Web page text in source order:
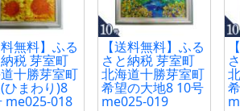
料無料】ふる
税 芽室町
十勝芽室町
ひまわり)8
me025-018
【送料無料】ふる
さと納税 芽室町
北海道十勝芽室町
希望の大地8 10号
me025-019